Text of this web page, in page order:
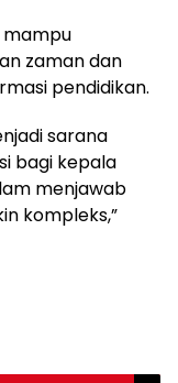
mampu
zaman dan
pendidikan.
sarana
bagi kepala
menjawab
kompleks,”